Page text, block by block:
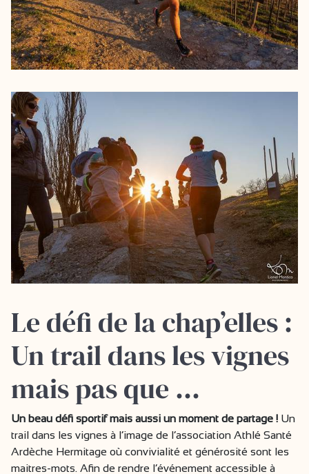
Le défi de la chap’elles :
Un trail dans les vignes
mais pas que …
Un beau défi sportif mais aussi un moment de partage ! Un
trail dans les vignes à l’image de l’association Athlé Santé
Ardèche Hermitage où convivialité et générosité sont les
maitres-mots. Afin de rendre l’événement accessible à